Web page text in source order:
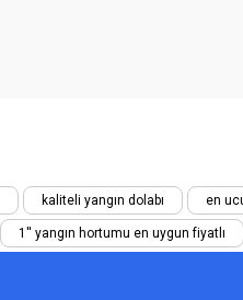
kaliteli yangın dolabı en
1'' yangın hortumu en uygun fiyatlı